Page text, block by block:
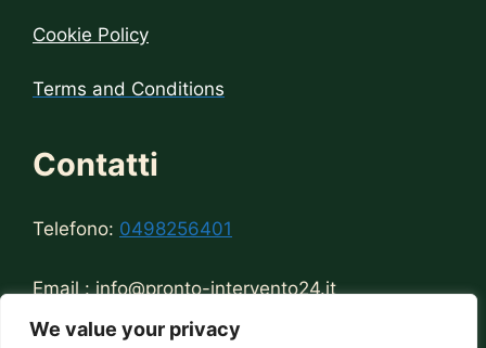
We value your privacy
Cookie Policy
Terms and Conditions
Contatti
Telefono: 0498256401
Email :info@pronto-intervento24.it